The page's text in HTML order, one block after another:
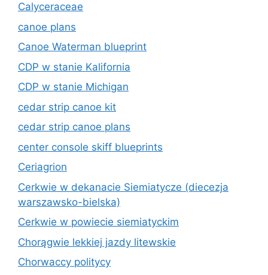
Calyceraceae
canoe plans
Canoe Waterman blueprint
CDP w stanie Kalifornia
CDP w stanie Michigan
cedar strip canoe kit
cedar strip canoe plans
center console skiff blueprints
Ceriagrion
Cerkwie w dekanacie Siemiatycze (diecezja
warszawsko-bielska)
Cerkwie w powiecie siemiatyckim
Chorągwie lekkiej jazdy litewskie
Chorwaccy politycy